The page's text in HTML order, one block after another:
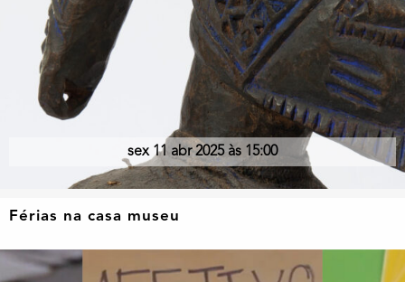
sex 11 abr 2025 às 15:00
Férias na casa museu